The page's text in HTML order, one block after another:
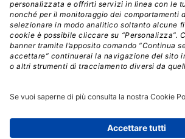
Edra Edizioni
Edizioni LSWR
LSWR Group
Mixer è un prodotto del network Edra Edizioni.